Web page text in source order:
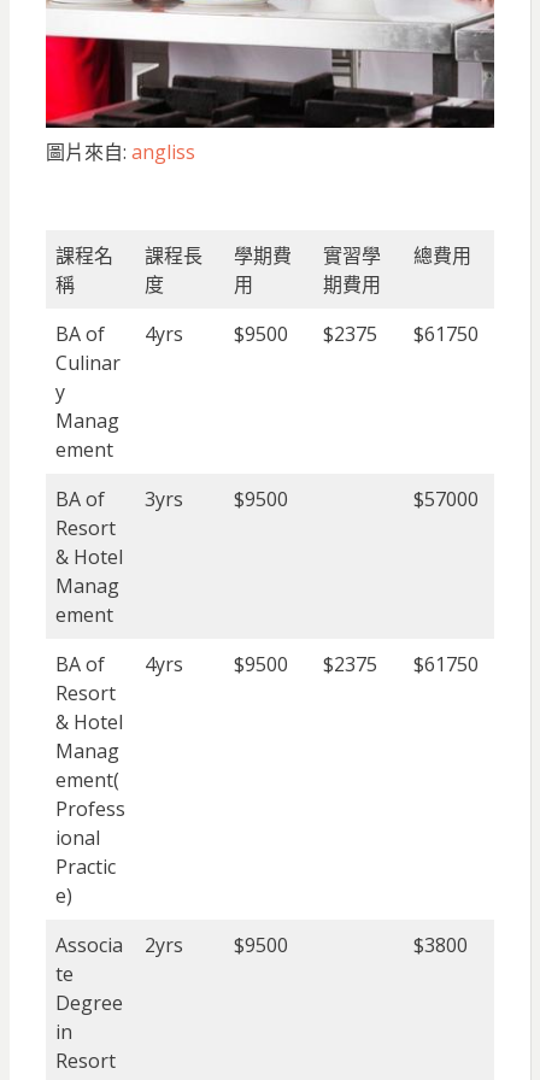
圖片來自: angliss
課程名
稱
課程長
度
學期費
用
實習學
期費用
總費用
BA of
Culinar
y
Manag
ement
4yrs $9500 $2375 $61750
BA of
Resort
& Hotel
Manag
ement
3yrs $9500 $57000
BA of
Resort
& Hotel
Manag
ement(
Profess
ional
Practic
e)
4yrs $9500 $2375 $61750
Associa
te
Degree
in
Resort
2yrs $9500 $3800